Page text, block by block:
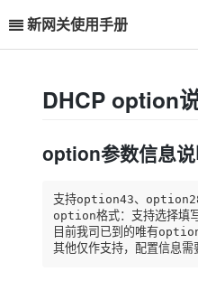
新网关使用手册
DHCP option
option参数信息
支持option43、
option格式：支持选择填
目前我司已到的唯有
其他仅作支持，配置信息需